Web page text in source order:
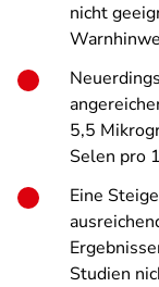
nicht
5,5
Selen pro
Eine
Studien